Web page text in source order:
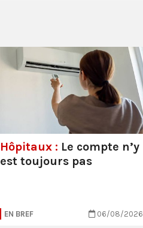
Hôpitaux : Le compte n’y
est toujours pas
EN BREF 06/08/2026